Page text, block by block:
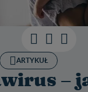
ARTYKUŁ
–